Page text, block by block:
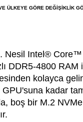
ÜLKEYE GÖRE DEĞİŞİKLİK
Nesil Intel®
DDR5-4800 RAM
kolayca
kadar
boş bir M.2